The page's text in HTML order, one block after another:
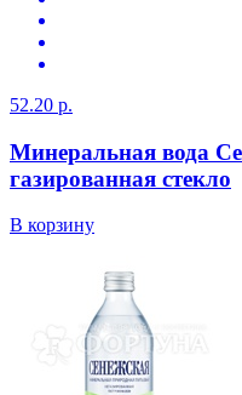
52.20 р.
Минеральная вода
газированная стекло
В корзину